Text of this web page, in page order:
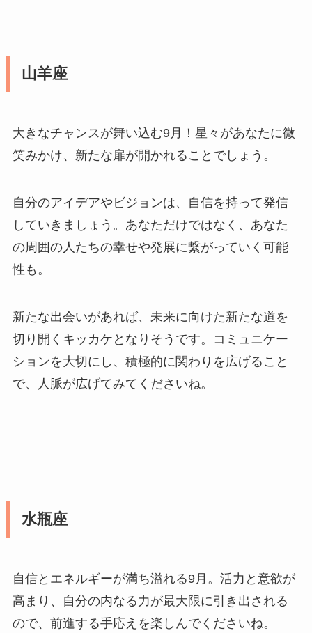
山羊座
大きなチャンスが舞い込む9月！星々があなたに微
笑みかけ、新たな扉が開かれることでしょう。
自分のアイデアやビジョンは、自信を持って発信
していきましょう。あなただけではなく、あなた
の周囲の人たちの幸せや発展に繋がっていく可能
性も。
新たな出会いがあれば、未来に向けた新たな道を
切り開くキッカケとなりそうです。コミュニケー
ションを大切にし、積極的に関わりを広げること
で、人脈が広げてみてくださいね。
水瓶座
自信とエネルギーが満ち溢れる9月。活力と意欲が
高まり、自分の内なる力が最大限に引き出される
ので、前進する手応えを楽しんでくださいね。